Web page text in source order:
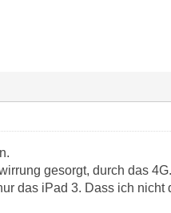
gesorgt, durch das 4G.
das iPad 3. Dass ich